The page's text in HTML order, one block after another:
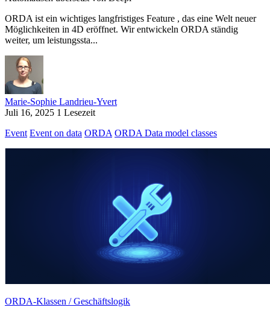
ORDA ist ein wichtiges langfristiges Feature , das eine Welt neuer
Möglichkeiten in 4D eröffnet. Wir entwickeln ORDA ständig
weiter, um leistungssta...
Marie-Sophie Landrieu-Yvert
Juli 16, 2025 1 Lesezeit
Event Event on data ORDA ORDA Data model classes
ORDA-Klassen / Geschäftslogik